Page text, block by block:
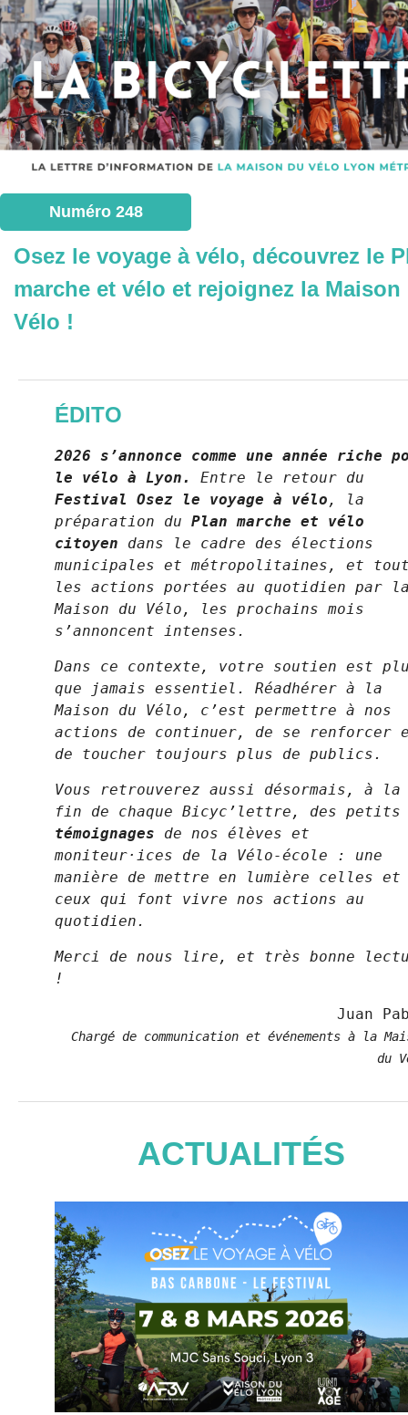
Numéro 248
Osez le voyage à vélo, découvrez le
marche et vélo et rejoignez la Maison
Vélo !
ÉDITO
2026 s’annonce comme une année riche
le vélo à Lyon.
Entre le retour du
Festival Osez le voyage à vélo , la
préparation du Plan marche et vélo
citoyen dans le cadre des élections
municipales et métropolitaines, et
les actions portées au quotidien par
Maison du Vélo, les prochains mois
s’annoncent intenses.
Dans ce contexte, votre soutien est
que jamais essentiel. Réadhérer à la
Maison du Vélo, c’est permettre à nos
actions de continuer, de se renforcer
de toucher toujours plus de publics.
Vous retrouverez aussi désormais, à la
fin de chaque Bicyc’lettre, des petits
témoignages de nos élèves et
moniteur·ices de la Vélo-école : une
manière de mettre en lumière celles et
ceux qui font vivre nos actions au
quotidien.
Merci de nous lire, et très bonne
!
Juan
Chargé de communication et événements à la
du
ACTUALITÉS